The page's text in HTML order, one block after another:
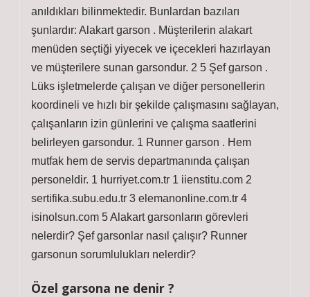
anıldıkları bilinmektedir. Bunlardan bazıları
şunlardır: Alakart garson . Müşterilerin alakart
menüden seçtiği yiyecek ve içecekleri hazırlayan
ve müşterilere sunan garsondur. 2 5 Şef garson .
Lüks işletmelerde çalışan ve diğer personellerin
koordineli ve hızlı bir şekilde çalışmasını sağlayan,
çalışanların izin günlerini ve çalışma saatlerini
belirleyen garsondur. 1 Runner garson . Hem
mutfak hem de servis departmanında çalışan
personeldir. 1 hurriyet.com.tr 1 iienstitu.com 2
sertifika.subu.edu.tr 3 elemanonline.com.tr 4
isinolsun.com 5 Alakart garsonların görevleri
nelerdir? Şef garsonlar nasıl çalışır? Runner
garsonun sorumlulukları nelerdir?
Özel garsona ne denir ?